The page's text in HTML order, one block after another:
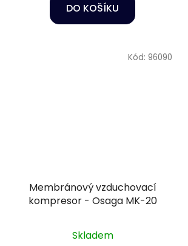
DO KOŠÍKU
Membránový vzduchovací
kompresor - Osaga MK-20
Skladem
Kód: 96090